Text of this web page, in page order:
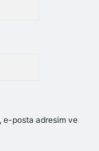
e-posta adresim ve